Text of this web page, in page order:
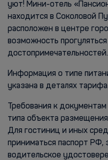
уют! Мини-отель
находится в Соколовой
расположен в центре
возможность
достопримечательностей.
Информация о типе
указана в деталях тарифа.
Требования к
типа объекта
Для гостиниц и иных
приниматься паспорт РФ,
водительское